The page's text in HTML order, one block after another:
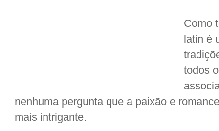
Como
latin é
todos
nenhuma pergunta que a paixão e
mais intrigante.